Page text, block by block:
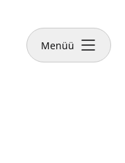
Menüü
Sulge